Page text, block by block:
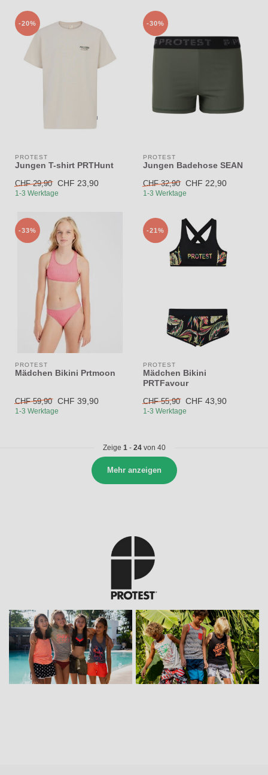
-20%
PROTEST
Jungen T-shirt PRTHunt
CHF 29,90 CHF 23,90
1-3 Werktage
-30%
PROTEST
Jungen Badehose SEAN
CHF 32,90 CHF 22,90
1-3 Werktage
-33%
PROTEST
Mädchen Bikini Prtmoon
CHF 59,90 CHF 39,90
1-3 Werktage
-21%
PROTEST
Mädchen Bikini
PRTFavour
CHF 55,90 CHF 43,90
1-3 Werktage
Zeige 1 - 24von 40
Mehr anzeigen